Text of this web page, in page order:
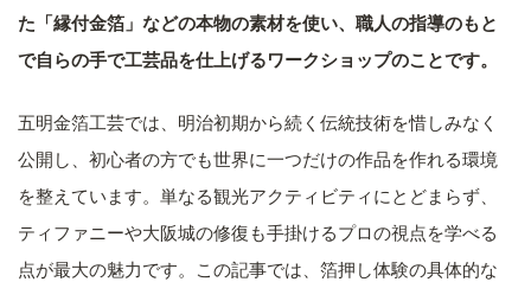
た「縁付金箔」などの本物の素材を使い、職人の指導のもと
で自らの手で工芸品を仕上げるワークショップのことです。
五明金箔工芸では、明治初期から続く伝統技術を惜しみなく
公開し、初心者の方でも世界に一つだけの作品を作れる環境
を整えています。単なる観光アクティビティにとどまらず、
ティファニーや大阪城の修復も手掛けるプロの視点を学べる
点が最大の魅力です。この記事では、箔押し体験の具体的な